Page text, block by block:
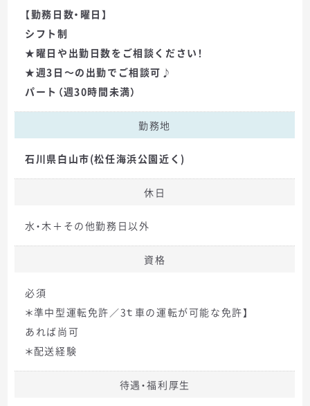
【勤務日数・曜日】
シフト制
★曜日や出勤日数をご相談ください！
★週3日～の出勤でご相談可♪
パート（週30時間未満）
勤務地
石川県白山市(松任海浜公園近く)
休日
水・木＋その他勤務日以外
資格
必須
＊準中型運転免許／3ｔ車の運転が可能な免許】
あれば尚可
＊配送経験
待遇・福利厚生